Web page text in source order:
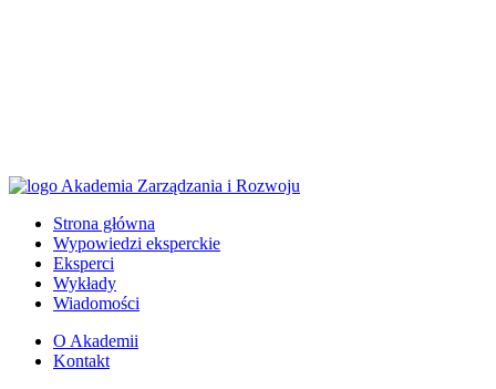
Strona główna
Wypowiedzi eksperckie
Eksperci
Wykłady
Wiadomości
O Akademii
Kontakt